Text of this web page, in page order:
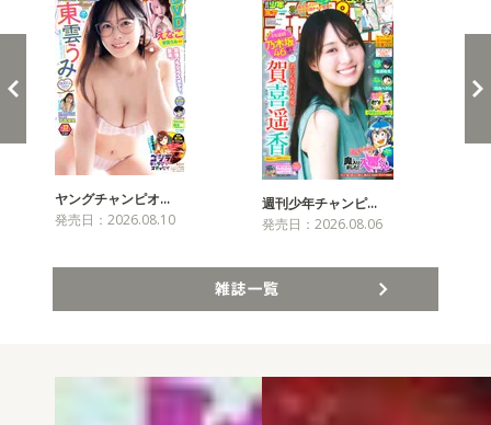
ヤングチャンピオ…
発売日：2026.08.10
週刊少年チャンピ…
発売日：2026.08.06